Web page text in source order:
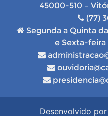
45000-510 –
(77)
Segunda a Quinta
e Sexta-feira
Desenvolvido por